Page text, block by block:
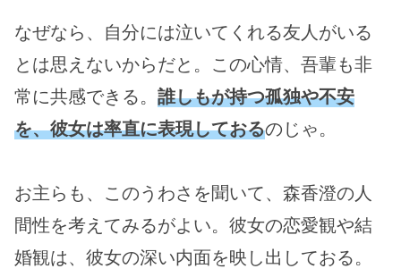
なぜなら、自分には泣いてくれる友人がいる
とは思えないからだと。この心情、吾輩も非
常に共感できる。 誰しもが持つ孤独や不安
を、彼女は率直に表現しておるのじゃ。
お主らも、このうわさを聞いて、森香澄の人
間性を考えてみるがよい。彼女の恋愛観や結
婚観は、彼女の深い内面を映し出しておる。